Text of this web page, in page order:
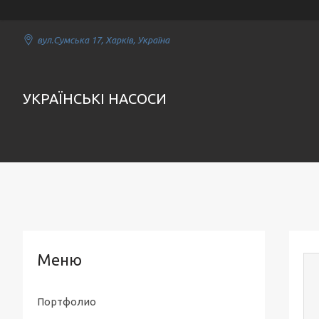
вул.Сумська 17, Харків, Україна
УКРАЇНСЬКІ НАСОСИ
Портфолио